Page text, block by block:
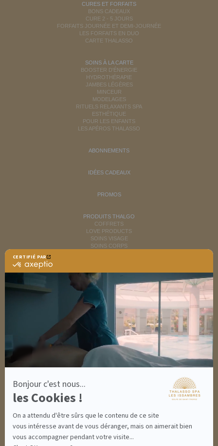
CERTIFIÉ PAR
certifié
Axeptio
En
Axeptio
Bonjour c'est nous...
les Cookies !
On a attendu d'être sûrs que le contenu de ce site
vous intéresse avant de vous déranger, mais on aimerait bien
vous accompagner pendant votre visite...
CURES ET FORFAITS
BONS CADEAUX
CURE 2 - 5 JOURS
FORFAITS JOURNÉE ET DEMI-JOURNÉE
LES FORFAITS EN DUO
CARTE THALASSO
SOINS À LA CARTE
BOOSTER D'ÉNERGIE
HYDROTHÉRAPIE
JAMBES LÉGÈRES
MINCEUR
MODELAGES
RITUELS RELAXANTS SPA
ESTHÉTIQUE
POUR LES ENFANTS
LES APÉROS THALASSO
ABONNEMENTS
IDÉES CADEAUX
PROMOS
PRODUITS THALGO
COFFRETS
LOVE PRODUCTS
SOINS VISAGE
SOINS CORPS
SOLAIRES
NUTRITION / INFUSIONS
OUTLET
DÉCOUVRIR EN IMAGES
NEWSLETTERS
8 BONNES RAISONS DE VENIR
MON COMPTE
MON PANIER
MENTIONS LÉGALES
CONDITIONS GÉNÉRALES - BONS CADEAUX
POLITIQUE DE CONFIDENTIALITÉ